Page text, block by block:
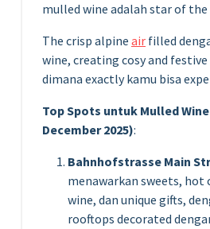
mulled wine adalah star of the
The crisp alpine air filled
wine, creating cosy and
dimana exactly kamu bisa
Top Spots untuk Mulled
December 2025):
Bahnhofstrasse Main
menawarkan sweets, hot
wine, dan unique gifts,
rooftops decorated